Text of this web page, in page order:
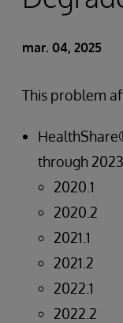
mar. 04, 2025
This problem
through
2020.1
2020.2
2021.1
2021.2
2022.1
2022.2